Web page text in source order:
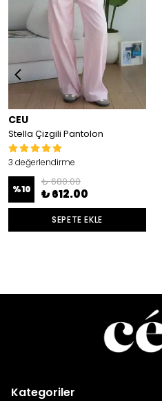
CEU
Stella Çizgili Pantolon
3 değerlendirme
%10
₺ 680.00
₺ 612.00
SEPETE EKLE
Kategoriler